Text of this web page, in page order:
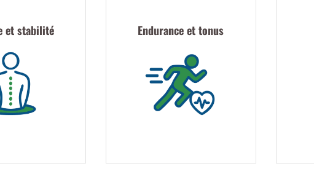
et stabilité Endurance et tonus